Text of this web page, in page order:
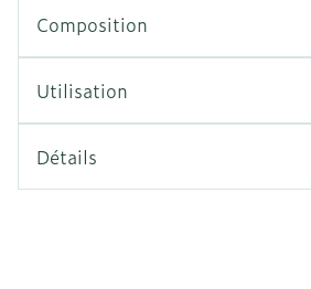
Composition
Utilisation
Détails